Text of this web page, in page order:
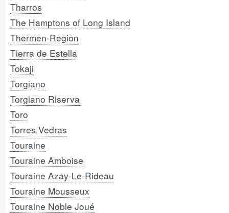
Tharros
The Hamptons of Long Island
Thermen-Region
Tierra de Estella
Tokaji
Torgiano
Torgiano Riserva
Toro
Torres Vedras
Touraine
Touraine Amboise
Touraine Azay-Le-Rideau
Touraine Mousseux
Touraine Noble Joué